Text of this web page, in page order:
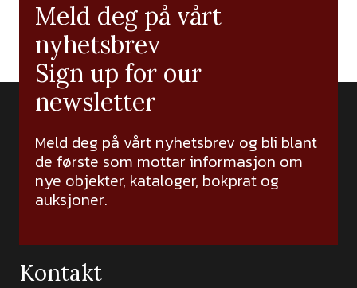
Meld deg på vårt
nyhetsbrev
Sign up for our
newsletter
Meld deg på vårt nyhetsbrev og bli blant
de første som mottar informasjon om
nye objekter, kataloger, bokprat og
auksjoner.
Kontakt